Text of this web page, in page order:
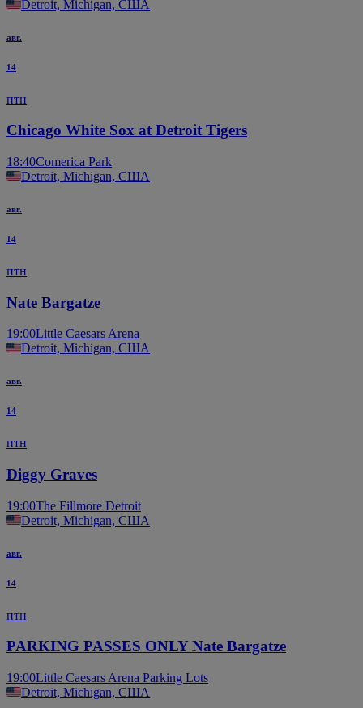
Detroit, Michigan, США
авг.
14
птн
Chicago White Sox at Detroit Tigers
18:40Comerica Park
Detroit, Michigan, США
авг.
14
птн
Nate Bargatze
19:00Little Caesars Arena
Detroit, Michigan, США
авг.
14
птн
Diggy Graves
19:00The Fillmore Detroit
Detroit, Michigan, США
авг.
14
птн
PARKING PASSES ONLY Nate Bargatze
19:00Little Caesars Arena Parking Lots
Detroit, Michigan, США